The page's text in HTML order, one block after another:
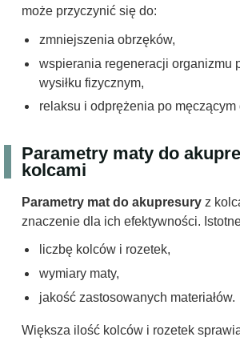
może przyczynić się do:
zmniejszenia obrzęków,
wspierania regeneracji organizmu
wysiłku fizycznym,
relaksu i odprężenia po męczącym
Parametry maty do
kolcami
Parametry mat do akupresury z
znaczenie dla ich efektywności.
liczbę kolców i rozetek,
wymiary maty,
jakość zastosowanych materiałów.
Większa ilość kolców i rozetek